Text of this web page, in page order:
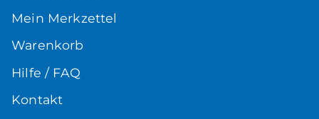
Mein Merkzettel
Warenkorb
Hilfe / FAQ
Kontakt